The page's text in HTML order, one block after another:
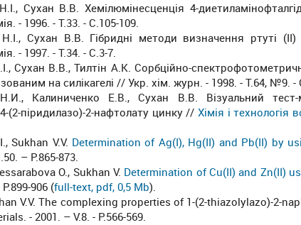
Сухан В.В. Хемілюмінесценція 4-
- 1996. - Т.33. - С.105-109.
Сухан В.В. Гібридні методи визначення ртуті
- 1997. - Т.34. - С.3-7.
Сухан В.В., Тилтін А.К. Сорбційно-
на силікагелі // Укр. хім. журн. - 1998. - Т.64, №9. -
Калиниченко Е.В., Сухан В.В. Візуальний
(2-піридилазо)-2-нафтолату цинку // Хімія і технологія
Sukhan V.V. Determination of Ag(I), Hg(II) and Pb(II) by
– P.865-873.
O., Sukhan V. Determination of Cu(II) and Zn(II)
906 (full-text, pdf, 0,5 Mb).
V.V. The complexing properties of 1-(2-thiazolylazo)-2-
- 2001. – V.8. - Р.566-569.